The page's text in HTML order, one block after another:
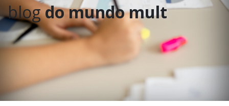
blogdo mundo mult